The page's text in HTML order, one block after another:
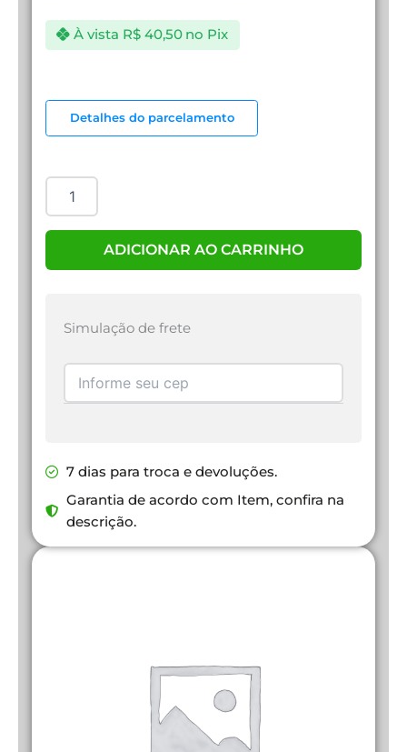
À vista R$40,50 no Pix
Detalhes do parcelamento
PARA
MOTOS
quantidade
ADICIONAR AO CARRINHO
Simulação de frete
7 dias para troca e devoluções.
Garantia de acordo com Item, confira na
descrição.